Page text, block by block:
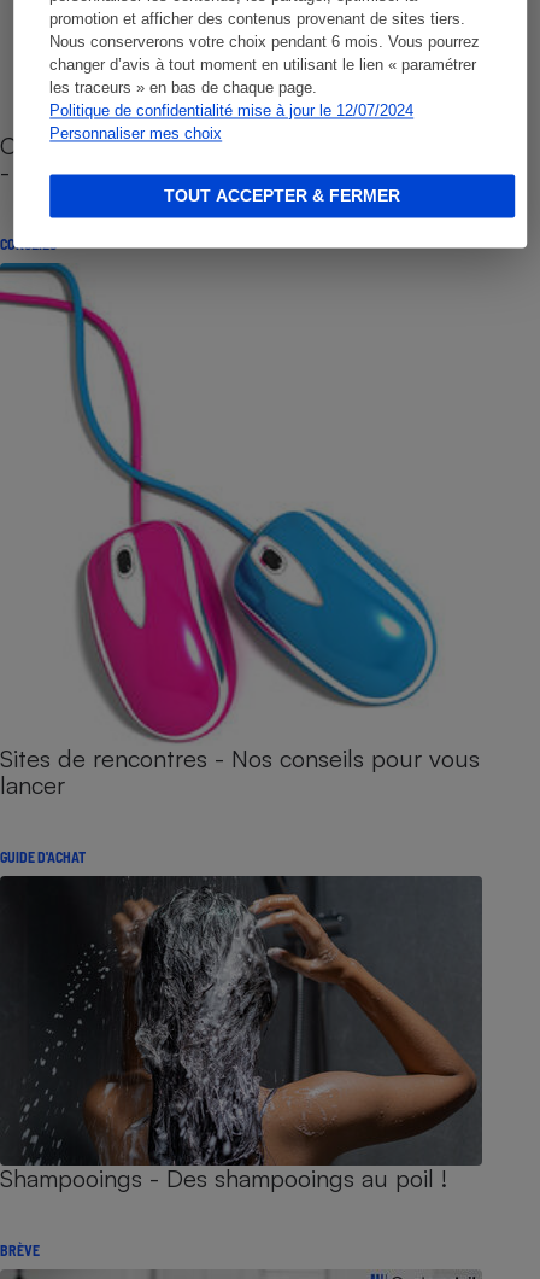
promotion et afficher des contenus provenant de sites tiers.
Nous conserverons votre choix pendant 6 mois. Vous pourrez
changer d’avis à tout moment en utilisant le lien « paramétrer
les traceurs » en bas de chaque page.
Politique de confidentialité mise à jour le 12/07/2024
Personnaliser mes choix
TOUT ACCEPTER & FERMER
Cafetière à capsules zéro déchet CoffeeB (vidéo)
- Premières impressions
CONSEILS
Sites de rencontres - Nos conseils pour vous
lancer
GUIDE D'ACHAT
Shampooings - Des shampooings au poil !
BRÈVE